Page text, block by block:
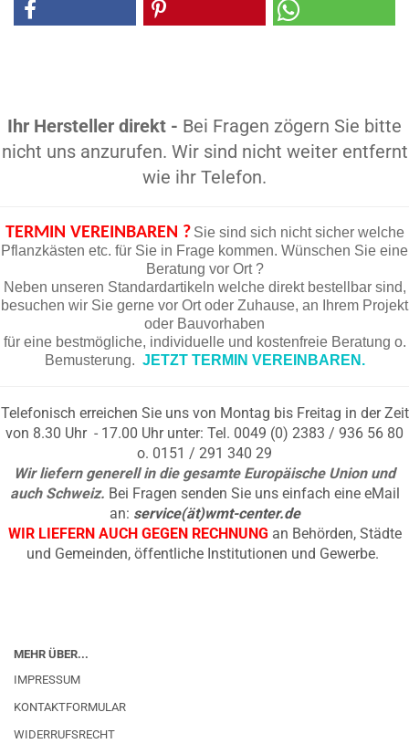
Ihr Hersteller direkt - Bei Fragen zögern Sie bitte
nicht uns anzurufen. Wir sind nicht weiter entfernt
wie ihr Telefon.
TERMIN VEREINBAREN ? Sie sind sich nicht sicher welche
Pflanzkästen etc. für Sie in Frage kommen. Wünschen Sie eine
Beratung vor Ort ?
Neben unseren Standardartikeln welche direkt bestellbar sind,
besuchen wir Sie gerne vor Ort oder Zuhause, an Ihrem Projekt
oder Bauvorhaben
für eine bestmögliche, individuelle und kostenfreie Beratung o.
Bemusterung. JETZT TERMIN VEREINBAREN.
Telefonisch erreichen Sie uns von Montag bis Freitag in der Zeit
von 8.30 Uhr - 17.00 Uhr unter: Tel. 0049 (0) 2383 / 936 56 80
o. 0151 / 291 340 29
Wir liefern generell in die gesamte Europäische Union und
auch Schweiz. Bei Fragen senden Sie uns einfach eine eMail
an: service(ät)wmt-center.de
WIR LIEFERN AUCH GEGEN RECHNUNG an Behörden, Städte
und Gemeinden, öffentliche Institutionen und Gewerbe.
MEHR ÜBER...
IMPRESSUM
KONTAKTFORMULAR
WIDERRUFSRECHT